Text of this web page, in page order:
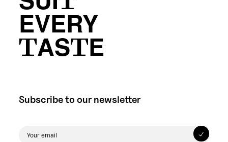
EVERY
TASTE
Subscribe to our newsletter